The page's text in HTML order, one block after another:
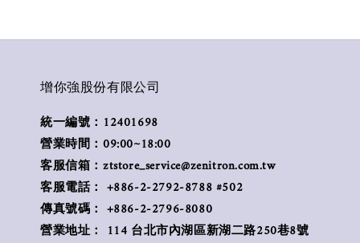
增你強股份有限公司
統一編號：12401698
營業時間：09:00~18:00
客服信箱：ztstore_service@zenitron.com.tw
客服電話： +886-2-2792-8788 #502
傳真號碼： +886-2-2796-8080
營業地址： 114 台北市內湖區新湖二路250巷8號